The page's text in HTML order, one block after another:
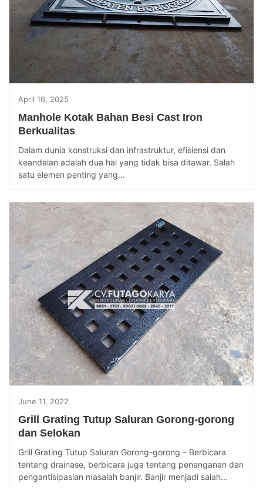
April 16, 2025
Manhole Kotak Bahan Besi Cast Iron
Berkualitas
Dalam dunia konstruksi dan infrastruktur, efisiensi dan
keandalan adalah dua hal yang tidak bisa ditawar. Salah
satu elemen penting yang...
June 11, 2022
Grill Grating Tutup Saluran Gorong-gorong
dan Selokan
Grill Grating Tutup Saluran Gorong-gorong – Berbicara
tentang drainase, berbicara juga tentang penanganan dan
pengantisipasian masalah banjir. Banjir menjadi salah...